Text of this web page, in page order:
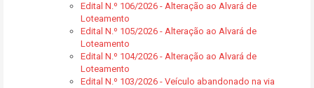
Edital N.º 106/2026 - Alteração ao Alvará de
Loteamento
Edital N.º 105/2026 - Alteração ao Alvará de
Loteamento
Edital N.º 104/2026 - Alteração ao Alvará de
Loteamento
Edital N.º 103/2026 - Veículo abandonado na via